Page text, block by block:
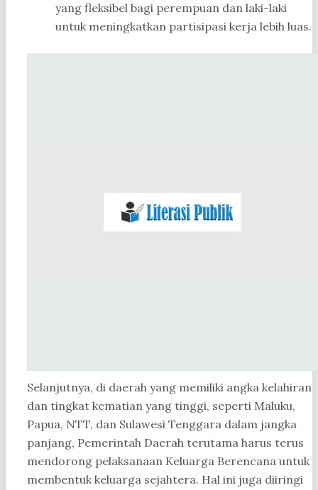
yang fleksibel bagi perempuan dan laki-laki
untuk meningkatkan partisipasi kerja lebih luas.
Selanjutnya, di daerah yang memiliki angka kelahiran
dan tingkat kematian yang tinggi, seperti Maluku,
Papua, NTT, dan Sulawesi Tenggara dalam jangka
panjang, Pemerintah Daerah terutama harus terus
mendorong pelaksanaan Keluarga Berencana untuk
membentuk keluarga sejahtera. Hal ini juga diiringi